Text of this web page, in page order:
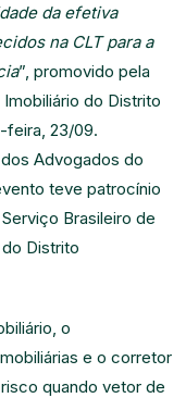
da efetiva
na CLT para a
”, promovido pela
do Distrito
feira, 23/09.
Advogados do
teve patrocínio
Brasileiro de
Distrito
o
e o corretor
quando vetor de